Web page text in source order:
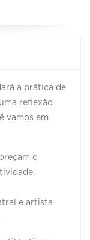
a prática de
reflexão
vamos em
o
e artista